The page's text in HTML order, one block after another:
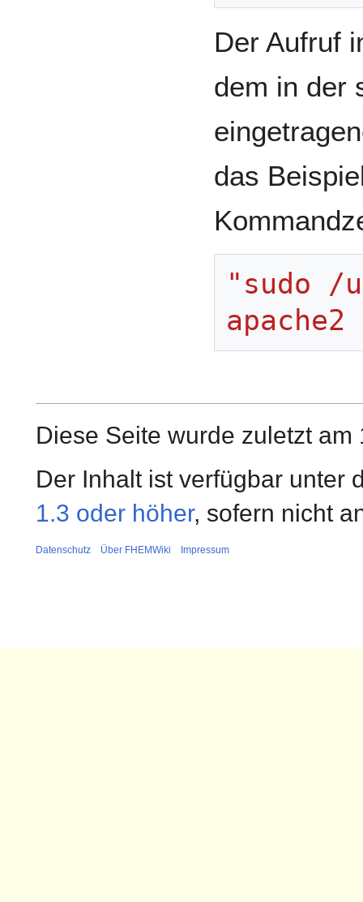
Der Aufruf
dem in der
das
"sudo /
Diese Seite wurde zuletzt
Der Inhalt ist verfügbar unter
1.3 oder höher, sofern nicht
Datenschutz Über FHEMWiki Impressum